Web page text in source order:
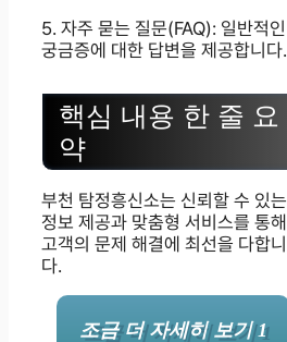
5. 자주 묻는 질문(FAQ): 일반적인
궁금증에 대한 답변을 제공합니다.
핵심 내용 한 줄 요
약
부천 탐정흥신소는 신뢰할 수 있는
정보 제공과 맞춤형 서비스를 통해
고객의 문제 해결에 최선을 다합니
다.
조금 더 자세히 보기 1